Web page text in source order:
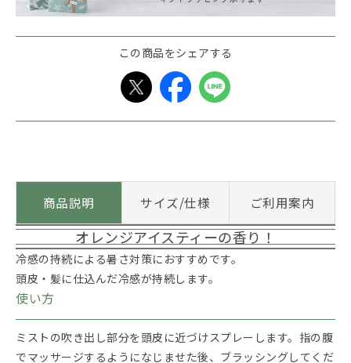
この商品をシェアする
商品説明 サイズ/仕様 ご利用案内
オレンジアイスティーの香り！
冷感の持続による暑さ対策におすすめです。
頭皮・髪に仕込んだ冷感が持続します。
使い方
ミストの吹き出し部分を頭皮に近づけスプレーします。指の腹
でマッサージするようになじませた後、ブラッシングしてくだ